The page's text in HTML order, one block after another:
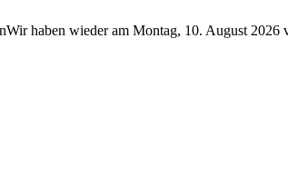
Wir haben wieder am Montag, 10. August 2026